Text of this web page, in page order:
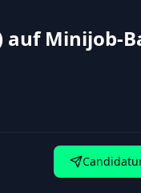
Minijob-